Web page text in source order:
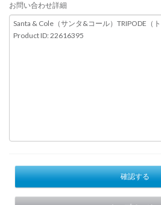
お問い合わせ詳細
確認する